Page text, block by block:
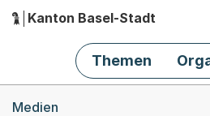
Hauptnavigation
Kanton Basel-Stadt
Themen
Medien